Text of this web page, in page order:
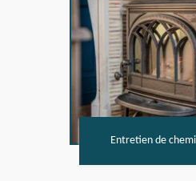
Entretien de